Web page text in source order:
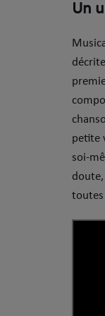
Top Soul Addict
SOUL ADDICT
Grille des
Titres diffusés
​Un
petite
soi-
toutes